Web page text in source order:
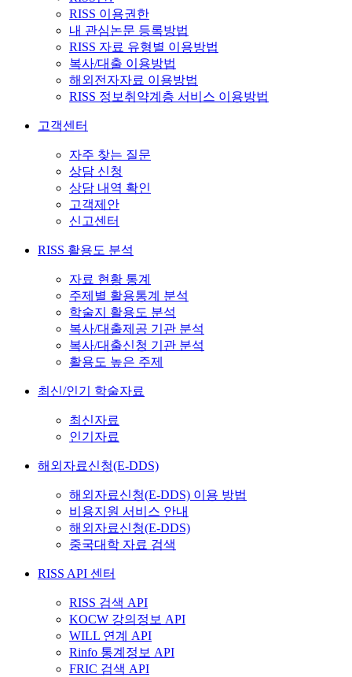
RISS 이용권한
내 관심논문 등록방법
RISS 자료 유형별 이용방법
복사/대출 이용방법
해외전자자료 이용방법
RISS 정보취약계층 서비스 이용방법
고객센터
자주 찾는 질문
상담 신청
상담 내역 확인
고객제안
신고센터
RISS 활용도 분석
자료 현황 통계
주제별 활용통계 분석
학술지 활용도 분석
복사/대출제공 기관 분석
복사/대출신청 기관 분석
활용도 높은 주제
최신/인기 학술자료
최신자료
인기자료
해외자료신청(E-DDS)
해외자료신청(E-DDS) 이용 방법
비용지원 서비스 안내
해외자료신청(E-DDS)
중국대학 자료 검색
RISS API 센터
RISS 검색 API
KOCW 강의정보 API
WILL 연계 API
Rinfo 통계정보 API
FRIC 검색 API